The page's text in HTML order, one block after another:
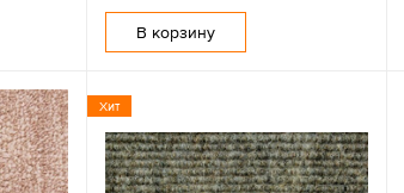
В корзину
Хит